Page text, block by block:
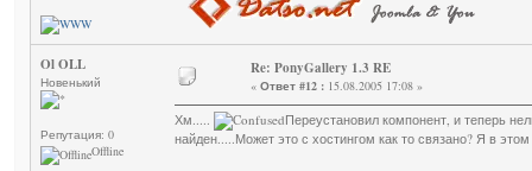
Ol OLL
Новенький
Репутация: 0
Offline
Re: PonyGallery 1.3 RE
« Ответ #12 : 15.08.2005 17:08 »
Хм.....
Переустановил компонент, и теперь
найден.....Может это с хостингом как то связано? Я в